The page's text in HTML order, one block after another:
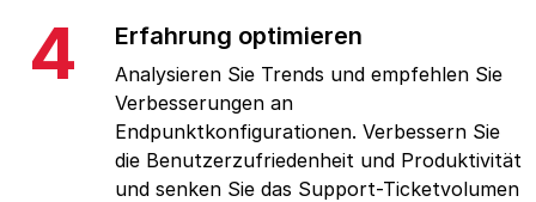
4 Erfahrung optimieren
Analysieren Sie Trends und empfehlen Sie
Verbesserungen an
Endpunktkonfigurationen. Verbessern Sie
die Benutzerzufriedenheit und Produktivität
und senken Sie das Support-Ticketvolumen